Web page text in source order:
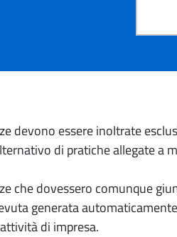
devono essere inoltrate
di pratiche allegate a
che dovessero comunque
generata
di impresa.